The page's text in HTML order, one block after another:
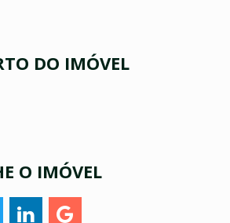
DO IMÓVEL
O IMÓVEL